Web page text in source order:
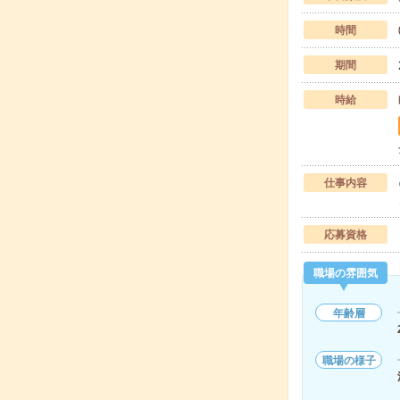
時間
期間
時給
仕事内容
応募資格
職場の雰囲気
年齢層
職場の様子